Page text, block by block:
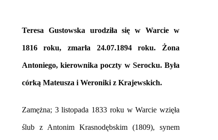
Teresa Gustowska urodziła się w Warcie w
1816 roku, zmarła 24.07.1894 roku. Żona
Antoniego, kierownika poczty w Serocku. Była
córką Mateusza i Weroniki z Krajewskich.
Zamężna; 3 listopada 1833 roku w Warcie wzięła
ślub z Antonim Krasnodębskim (1809), synem